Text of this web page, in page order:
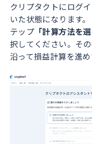
クリプタクトにログ
いた状態になります
テップ 「計算方法を
択してください。そ
沿って損益計算を進め